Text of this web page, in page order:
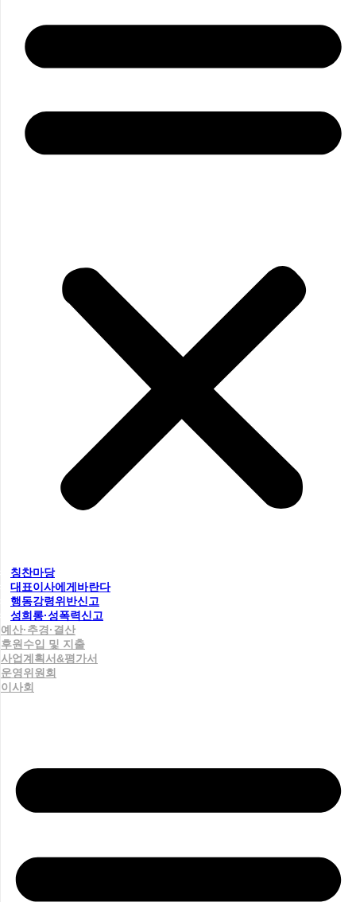
칭찬마당
대표이사에게바란다
행동강령위반신고
성희롱·성폭력신고
예산·추경·결산
후원수입 및 지출
사업계획서&평가서
운영위원회
이사회